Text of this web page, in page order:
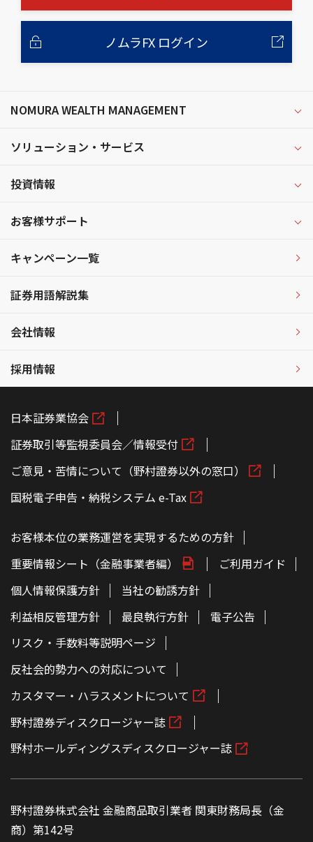
ノムラFX ログイン
NOMURA WEALTH MANAGEMENT
ソリューション・サービス
投資情報
お客様サポート
キャンペーン一覧
証券用語解説集
会社情報
採用情報
日本証券業協会
証券取引等監視委員会／情報受付
ご意見・苦情について（野村證券以外の窓口）
国税電子申告・納税システム e-Tax
お客様本位の業務運営を実現するための方針
重要情報シート（金融事業者編）
ご利用ガイド
個人情報保護方針
当社の勧誘方針
利益相反管理方針
最良執行方針
電子公告
リスク・手数料等説明ページ
反社会的勢力への対応について
カスタマー・ハラスメントについて
野村證券ディスクロージャー誌
野村ホールディングスディスクロージャー誌
野村證券株式会社 金融商品取引業者 関東財務局長（金
商）第142号